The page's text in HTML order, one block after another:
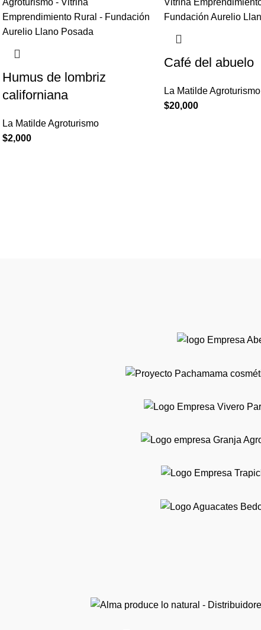
Humus de lombriz
californiana
La Matilde Agroturismo
$2,000
Café del abuelo
La Matilde Agroturismo
$20,000